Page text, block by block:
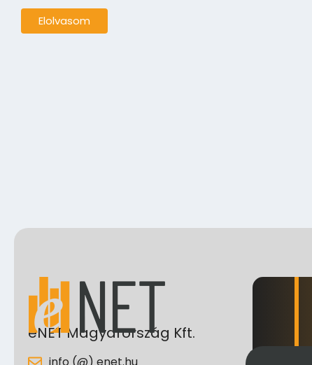
Elolvasom
eNET Magyarország Kft.
info (@) enet.hu